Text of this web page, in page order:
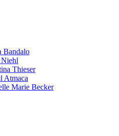
Bandalo
Thieser
Atmaca
Marie Becker